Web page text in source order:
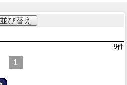
並び替え
9件
1